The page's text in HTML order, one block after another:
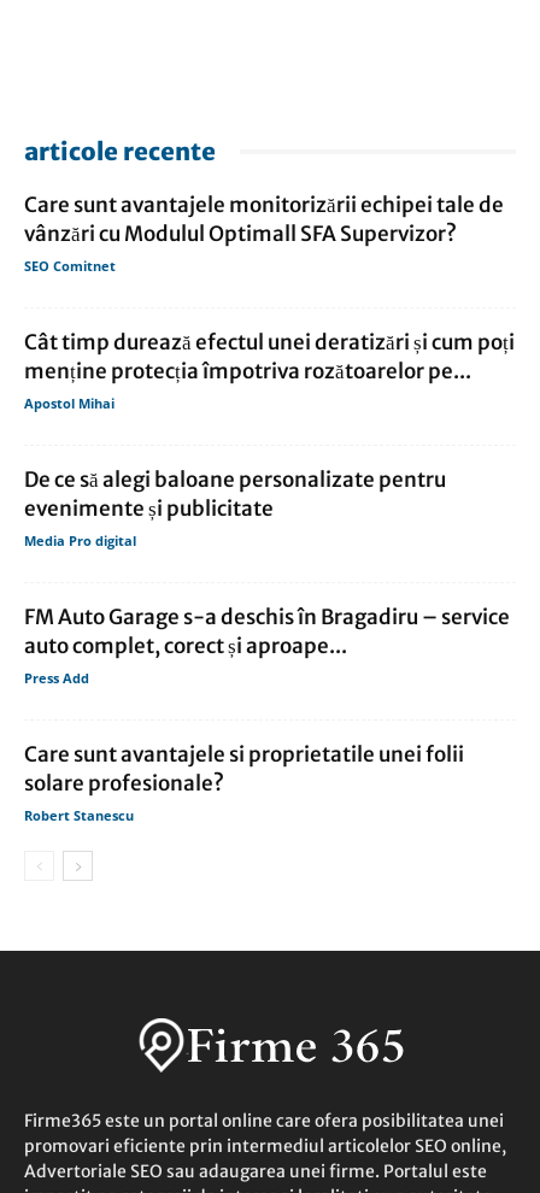
articole recente
Care sunt avantajele monitorizării echipei tale de
vânzări cu Modulul Optimall SFA Supervizor?
SEO Comitnet
Cât timp durează efectul unei deratizări și cum poți
menține protecția împotriva rozătoarelor pe...
Apostol Mihai
De ce să alegi baloane personalizate pentru
evenimente și publicitate
Media Pro digital
FM Auto Garage s-a deschis în Bragadiru – service
auto complet, corect și aproape...
Press Add
Care sunt avantajele si proprietatile unei folii
solare profesionale?
Robert Stanescu
Firme365 este un portal online care ofera posibilitatea unei
promovari eficiente prin intermediul articolelor SEO online,
Advertoriale SEO sau adaugarea unei firme. Portalul este